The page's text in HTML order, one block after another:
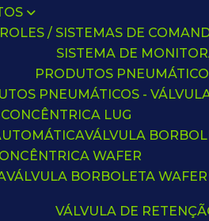
/ SISTEMAS DE
SISTEMA DE
PRODUTOS
PNEUMÁTICOS -
LUG
VÁLVULA
WAFER
VÁLVULA BORBOLETA
VÁLVULA DE